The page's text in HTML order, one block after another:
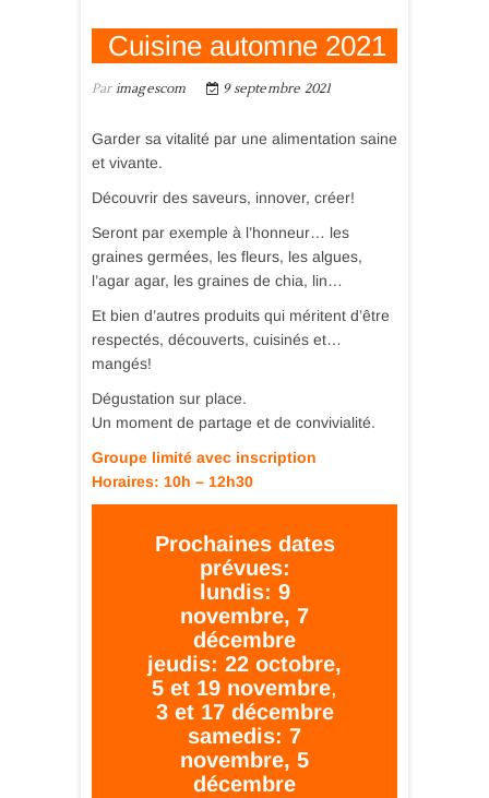
Cuisine automne 2021
Parimagescom 9 septembre 2021
Garder sa vitalité par une alimentation saine
et vivante.
Découvrir des saveurs, innover, créer!
Seront par exemple à l’honneur… les
graines germées, les fleurs, les algues,
l’agar agar, les graines de chia, lin…
Et bien d’autres produits qui méritent d’être
respectés, découverts, cuisinés et…
mangés!
Dégustation sur place.
Un moment de partage et de convivialité.
Groupe limité avec inscription
Horaires: 10h – 12h30
Prochaines dates
prévues:
lundis: 9
novembre, 7
décembre
jeudis: 22 octobre,
5 et 19 novembre,
3 et 17 décembre
samedis: 7
novembre, 5
décembre